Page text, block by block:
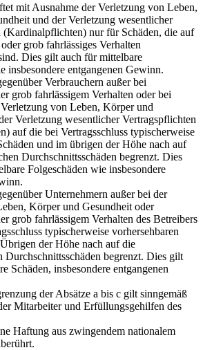
mit Ausnahme der Verletzung von Leben,
und der Verletzung wesentlicher
(Kardinalpflichten) nur für Schäden, die auf
grob fahrlässiges Verhalten
Dies gilt auch für mittelbare
insbesondere entgangenen Gewinn.
Verbrauchern außer bei
grob fahrlässigem Verhalten oder bei
Verletzung von Leben, Körper und
Verletzung wesentlicher Vertragspflichten
auf die bei Vertragsschluss typischerweise
und im übrigen der Höhe nach auf
Durchschnittsschäden begrenzt. Dies
Folgeschäden wie insbesondere
Unternehmern außer bei der
Körper und Gesundheit oder
grob fahrlässigem Verhalten des Betreibers
typischerweise vorhersehbaren
der Höhe nach auf die
Durchschnittsschäden begrenzt. Dies gilt
Schäden, insbesondere entgangenen
der Absätze a bis c gilt sinngemäß
Mitarbeiter und Erfüllungsgehilfen des
Haftung aus zwingendem nationalem